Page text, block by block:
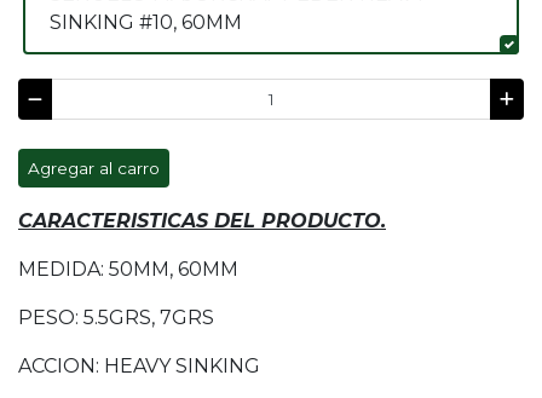
SINKING #10, 60MM
Agregar al carro
CARACTERISTICAS DEL PRODUCTO.
MEDIDA: 50MM, 60MM
PESO: 5.5GRS, 7GRS
ACCION: HEAVY SINKING